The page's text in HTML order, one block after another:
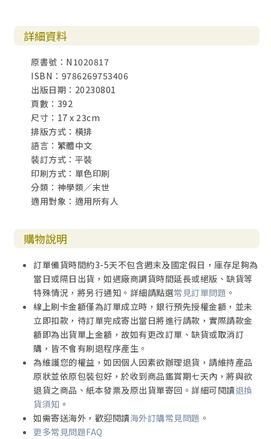
阱裏）
【何西阿書4：6】我的民因無知識而滅亡。
因為對靈界和邪靈可以帶來影響的領域缺乏認知，已經造成
許多信徒跌倒失敗，許多人在無知裏為自己開啟了災難、毀
壞甚至是死亡的大門；使仇敵長驅直入，甚至攻城略地。當
未能分辨仇敵的伎倆時，國家、教會、生命中的每個層面將
受到負面的影響。因此，我們需要了解仇敵是誰並識破他們
的詭計，所謂知己知彼，方能百戰不殆。
本書中的仇敵並非指那些還未信主敵對基督的人，而是指敵
容易被發現，他們會利用人的罪性和弱點，成為他們統治世
界的工具。要認識仇敵，我們就要了解他們的墮落、黑暗國
度的運作、以及他們爭奪地球的目的等概念，下面就讓我們
逐一講述他們背後的那些事。
【以弗所書6：12】因我們並不是與屬血氣的爭戰，乃是與那
些執政的，掌權的，管轄這幽暗世界的，以及天空屬靈氣的
惡魔爭戰（兩「爭戰」原文都作「摔跤」）。
詳細資料
原書號：N1020817
ISBN：9786269753406
出版日期：20230801
頁數：392
尺寸：17 x 23cm
排版方式：橫排
語言：繁體中文
裝訂方式：平裝
印刷方式：單色印刷
分類：神學類／末世
適用對象：適用所有人
購物說明
訂單備貨時間約3-5天不包含週末及國定假日，庫存足夠為
當日或隔日出貨，如遇廠商調貨時間延長或絕版、缺貨等
特殊情況，將另行通知。詳細請點選常見訂單問題 。
線上刷卡金額僅為訂單成立時，銀行預先授權金額，並未
立即扣款，待訂單完成寄出當日將進行請款，實際請款金
額即為出貨單上金額，故如有更改訂單、缺貨或取消訂
購，皆不會有刷退程序產生。
為維護您的權益，如因個人因素欲辦理退貨，請維持產品
原狀並依原包裝包好，於收到商品鑑賞期七天內，將與欲
退貨之商品、紙本發票及原出貨單寄回。詳細可閱讀退換
貨須知 。
如需寄送海外，歡迎閱讀海外訂購常見問題 。
更多常見問題FAQ